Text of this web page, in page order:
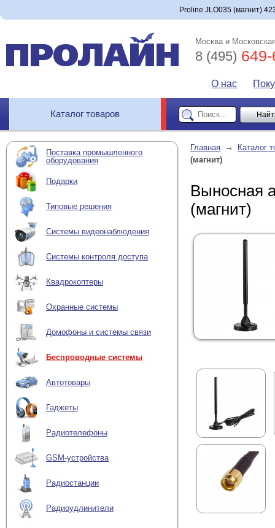
Proline JLO035 (магнит)
Москва и
8 (495)
О нас
Каталог товаров
Поставка промышленного
оборудования
Подарки
Типовые решения
Системы видеонаблюдения
Системы контроля доступа
Квадрокоптеры
Охранные системы
Домофоны и системы связи
Беспроводные системы
Автотовары
Гаджеты
Радиотелефоны
GSM-устройства
Радиостанции
Радиоудлинители
Главная →
Каталог
(магнит)
Выносная
(магнит)